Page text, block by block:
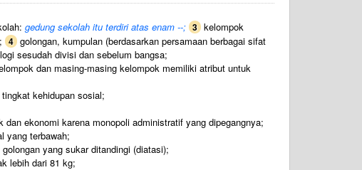
gedung sekolah itu terdiri atas enam --; 3 kelompok
4 golongan, kumpulan (berdasarkan persamaan berbagai sifat
sesudah divisi dan sebelum bangsa;
dan masing-masing kelompok memiliki atribut untuk
kehidupan sosial;
ekonomi karena monopoli administratif yang dipegangnya;
yang terbawah;
yang sukar ditandingi (diatasi);
lebih dari 81 kg;